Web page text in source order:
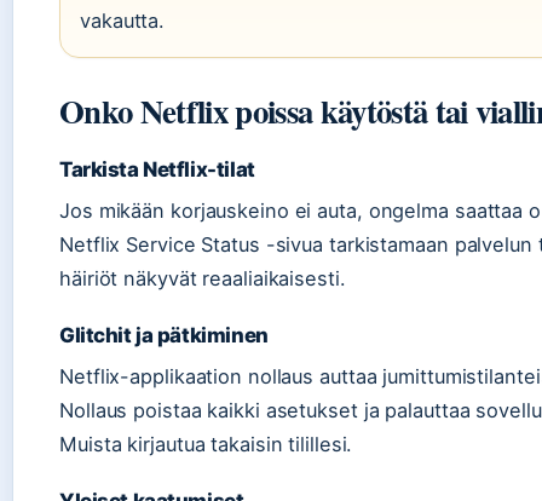
vakautta.
Onko Netflix poissa käytöstä tai
Tarkista Netflix-tilat
Jos mikään korjauskeino ei auta, ongelma saattaa
Netflix Service Status -sivua tarkistamaan
häiriöt näkyvät reaaliaikaisesti.
Glitchit ja pätkiminen
Netflix-applikaation nollaus auttaa
Nollaus poistaa kaikki asetukset ja palauttaa
Muista kirjautua takaisin tilillesi.